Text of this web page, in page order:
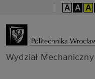
A A A
Wydział Mechaniczny